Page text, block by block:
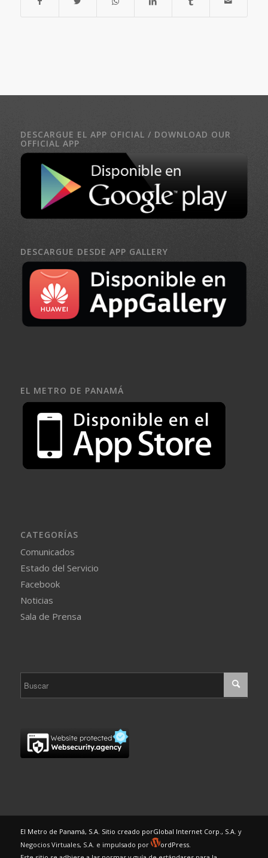
DESCARGUE EL APP OFICIAL / DOWNLOAD OUR
OFFICIAL APP
DESCARGUE DESDE APP GALLERY
EL METRO DE PANAMÁ
CATEGORÍAS
Comunicados
Estado del Servicio
Facebook
Noticias
Sala de Prensa
El Metro de Panamá, S.A. Sitio creado porGlobal Internet Corp., S.A. y
Negocios Virtuales, S.A. e impulsado por
ordPress.